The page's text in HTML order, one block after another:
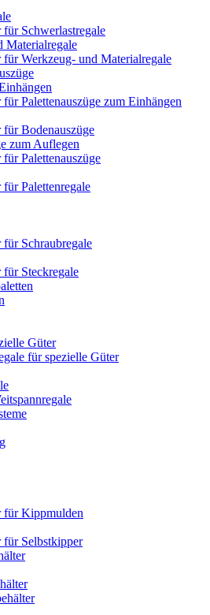
für Schwerlastregale
Materialregale
für Werkzeug- und Materialregale
für Palettenauszüge zum Einhängen
für Bodenauszüge
zum Auflegen
für Palettenauszüge
für Palettenregale
für Schraubregale
für Steckregale
Güter
für spezielle Güter
für Kippmulden
für Selbstkipper